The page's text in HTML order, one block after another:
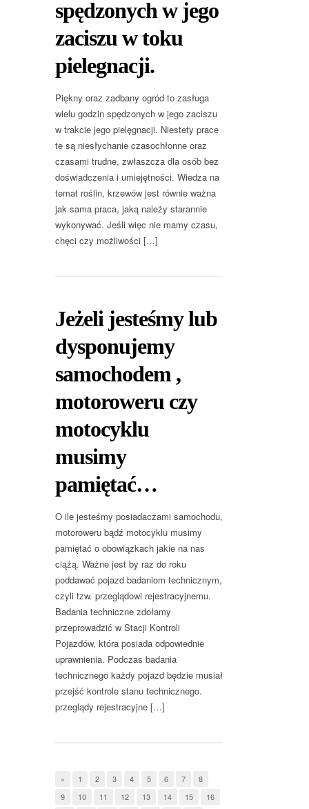
spędzonych w jego
zaciszu w toku
pielegnacji.
Piękny oraz zadbany ogród to zasługa
wielu godzin spędzonych w jego zaciszu
w trakcie jego pielęgnacji. Niestety prace
te są niesłychanie czasochłonne oraz
czasami trudne, zwłaszcza dla osób bez
doświadczenia i umiejętności. Wiedza na
temat roślin, krzewów jest równie ważna
jak sama praca, jaką należy starannie
wykonywać. Jeśli więc nie mamy czasu,
chęci czy możliwości […]
Jeżeli jesteśmy lub
dysponujemy
samochodem ,
motoroweru czy
motocyklu
musimy
pamiętać…
O ile jesteśmy posiadaczami samochodu,
motoroweru bądź motocyklu musimy
pamiętać o obowiązkach jakie na nas
ciążą. Ważne jest by raz do roku
poddawać pojazd badaniom technicznym,
czyli tzw. przeglądowi rejestracyjnemu.
Badania techniczne zdołamy
przeprowadzić w Stacji Kontroli
Pojazdów, która posiada odpowiednie
uprawnienia. Podczas badania
technicznego każdy pojazd będzie musiał
przejść kontrole stanu technicznego.
przeglądy rejestracyjne […]
« 1 2 3 4 5 6 7
8
9
10 11 12 13 14 15
16